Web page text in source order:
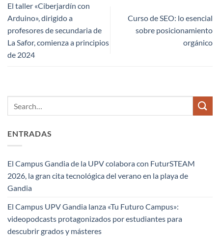
El taller «Ciberjardín con
Arduino», dirigido a
profesores de secundaria de
La Safor, comienza a principios
de 2024
Curso de SEO: lo esencial
sobre posicionamiento
orgánico
ENTRADAS
El Campus Gandia de la UPV colabora con FuturSTEAM
2026, la gran cita tecnológica del verano en la playa de
Gandia
El Campus UPV Gandia lanza «Tu Futuro Campus»:
videopodcasts protagonizados por estudiantes para
descubrir grados y másteres